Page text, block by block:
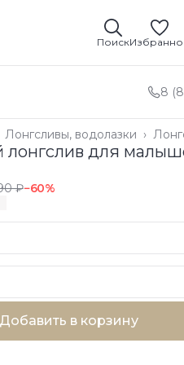
Поиск
8
Лонгсливы, водолазки ›
лонгслив для
₽−60%
Добавить в корзину